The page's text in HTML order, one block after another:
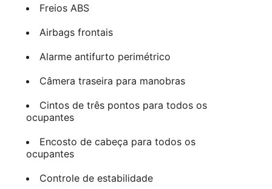
Freios ABS
Airbags frontais
Alarme antifurto perimétrico
Câmera traseira para manobras
Cintos de três pontos para todos os
ocupantes
Encosto de cabeça para todos os
ocupantes
Controle de estabilidade